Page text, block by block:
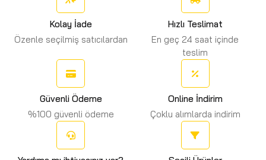
Kolay İade
Özenle seçilmiş satıcılardan
Hızlı Teslimat
En geç 24 saat içinde
teslim
Güvenli Ödeme
%100 güvenli ödeme
Online İndirim
Çoklu alımlarda indirim